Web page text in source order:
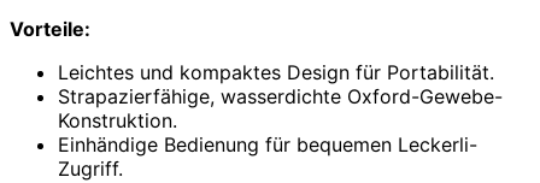
Vorteile:
Leichtes und kompaktes Design für Portabilität.
Strapazierfähige, wasserdichte Oxford-Gewebe-
Konstruktion.
Einhändige Bedienung für bequemen Leckerli-
Zugriff.